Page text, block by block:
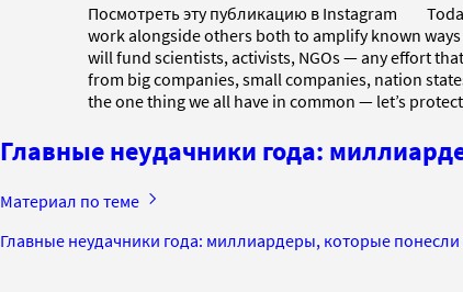
Посмотреть эту публикацию в Instagram
work alongside others both to amplify known
will fund scientists, activists, NGOs — any effort
from big companies, small companies, nation
the one thing we all have in common — let’s
Главные неудачники года:
Материал по теме
Главные неудачники года: миллиардеры, которые